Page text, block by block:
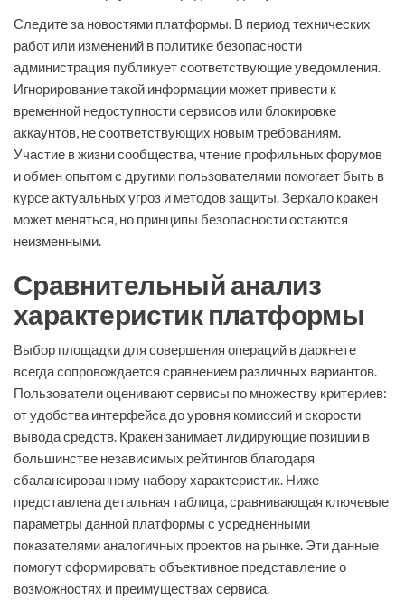
Следите за новостями платформы. В период технических
работ или изменений в политике безопасности
администрация публикует соответствующие уведомления.
Игнорирование такой информации может привести к
временной недоступности сервисов или блокировке
аккаунтов, не соответствующих новым требованиям.
Участие в жизни сообщества, чтение профильных форумов
и обмен опытом с другими пользователями помогает быть в
курсе актуальных угроз и методов защиты. Зеркало кракен
может меняться, но принципы безопасности остаются
неизменными.
Сравнительный анализ
характеристик платформы
Выбор площадки для совершения операций в даркнете
всегда сопровождается сравнением различных вариантов.
Пользователи оценивают сервисы по множеству критериев:
от удобства интерфейса до уровня комиссий и скорости
вывода средств. Кракен занимает лидирующие позиции в
большинстве независимых рейтингов благодаря
сбалансированному набору характеристик. Ниже
представлена детальная таблица, сравнивающая ключевые
параметры данной платформы с усредненными
показателями аналогичных проектов на рынке. Эти данные
помогут сформировать объективное представление о
возможностях и преимуществах сервиса.